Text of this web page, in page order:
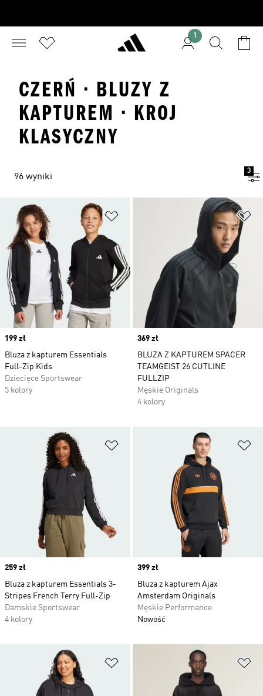
1
CZERŃ · BLUZY Z
KAPTUREM · KROJ
KLASYCZNY
96 wyniki
3
Dodaj do listy życzeń
Price
199 zł
Bluza z kapturem Essentials
Full-Zip Kids
Dziecięce Sportswear
5 kolory
Price
369 zł
BLUZA Z KAPTUREM SPACER
TEAMGEIST 26 CUTLINE
FULLZIP
Męskie Originals
4 kolory
Dodaj do listy życzeń
Price
259 zł
Bluza z kapturem Essentials 3-
Stripes French Terry Full-Zip
Damskie Sportswear
4 kolory
Price
399 zł
Bluza z kapturem Ajax
Amsterdam Originals
Męskie Performance
Nowość
Dodaj do listy życzeń